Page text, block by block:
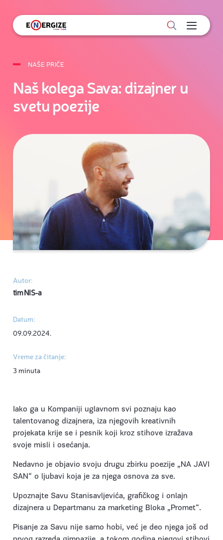
NAŠE PRIČE
Naš kolega Sava: dizajner u
svetu poezije
Autor:
tim NIS-a
Datum:
09.09.2024.
Vreme za čitanje:
3 minuta
Iako ga u Kompaniji uglavnom svi poznaju kao
talentovanog dizajnera, iza njegovih kreativnih
projekata krije se i pesnik koji kroz stihove izražava
svoje misli i osećanja.
Nedavno je objavio svoju drugu zbirku poezije „NA JAVI
SAN“ o ljubavi koja je za njega osnova za sve.
Upoznajte Savu Stanisavljevića, grafičkog i onlajn
dizajnera u Departmanu za marketing Bloka „Promet“.
Pisanje za Savu nije samo hobi, već je deo njega još od